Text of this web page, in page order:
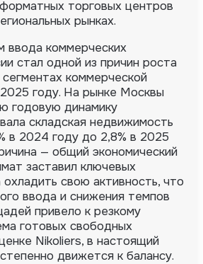
торговых центров
рынках.
ввода коммерческих
стал одной из причин роста
сегментах коммерческой
году. На рынке Москвы
годовую динамику
складская недвижимость
в 2024 году до 2,8% в 2025
— общий экономический
заставил ключевых
свою активность, что
ввода и снижения темпов
привело к резкому
готовых свободных
Nikoliers, в настоящий
движется к балансу.